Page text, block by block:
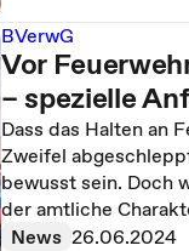
BVerwG
Vor
– spezielle
Dass das Halten an
Zweifel
bewusst sein. Doch
der amtliche
News 26.06.2024